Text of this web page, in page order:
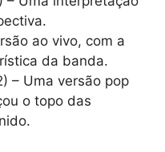
ao vivo, com a
da banda.
– Uma versão pop
o topo das